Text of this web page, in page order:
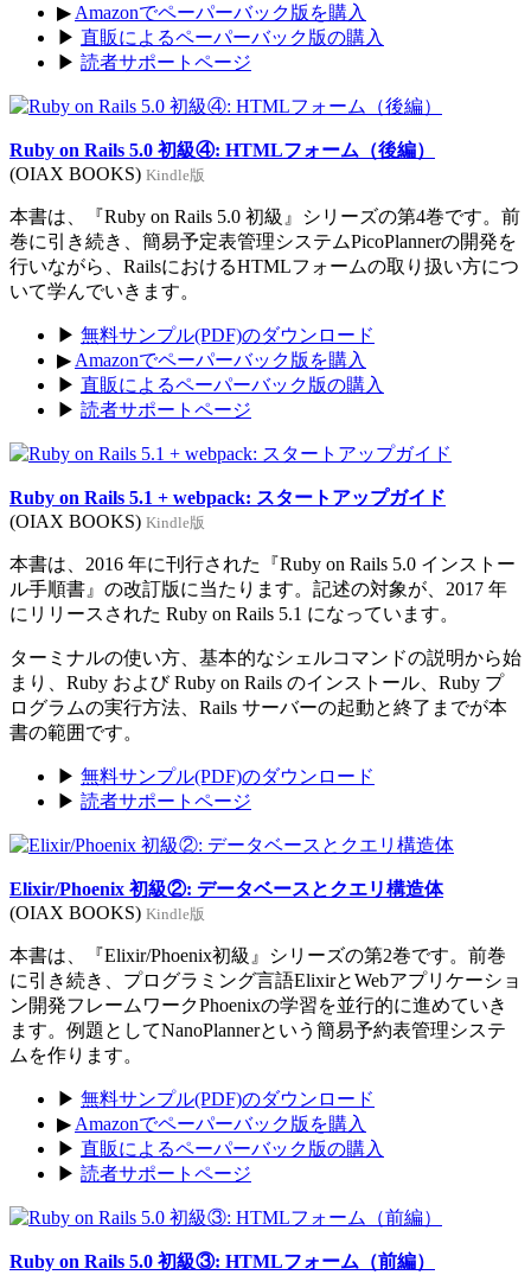
▶ Amazonでペーパーバック版を購入
▶ 直販によるペーパーバック版の購入
▶ 読者サポートページ
Ruby on Rails 5.0 初級④: HTMLフォーム（後編）
(OIAX BOOKS) Kindle版
本書は、『Ruby on Rails 5.0 初級』シリーズの第4巻です。前
巻に引き続き、簡易予定表管理システムPicoPlannerの開発を
行いながら、RailsにおけるHTMLフォームの取り扱い方につ
いて学んでいきます。
▶ 無料サンプル(PDF)のダウンロード
▶ Amazonでペーパーバック版を購入
▶ 直販によるペーパーバック版の購入
▶ 読者サポートページ
Ruby on Rails 5.1 + webpack: スタートアップガイド
(OIAX BOOKS) Kindle版
本書は、2016 年に刊行された『Ruby on Rails 5.0 インストー
ル手順書』の改訂版に当たります。記述の対象が、2017 年
にリリースされた Ruby on Rails 5.1 になっています。
ターミナルの使い方、基本的なシェルコマンドの説明から始
まり、Ruby および Ruby on Rails のインストール、Ruby プ
ログラムの実行方法、Rails サーバーの起動と終了までが本
書の範囲です。
▶ 無料サンプル(PDF)のダウンロード
▶ 読者サポートページ
Elixir/Phoenix 初級②: データベースとクエリ構造体
(OIAX BOOKS) Kindle版
本書は、『Elixir/Phoenix初級』シリーズの第2巻です。前巻
に引き続き、プログラミング言語ElixirとWebアプリケーショ
ン開発フレームワークPhoenixの学習を並行的に進めていき
ます。例題としてNanoPlannerという簡易予約表管理システ
ムを作ります。
▶ 無料サンプル(PDF)のダウンロード
▶ Amazonでペーパーバック版を購入
▶ 直販によるペーパーバック版の購入
▶ 読者サポートページ
Ruby on Rails 5.0 初級③: HTMLフォーム（前編）